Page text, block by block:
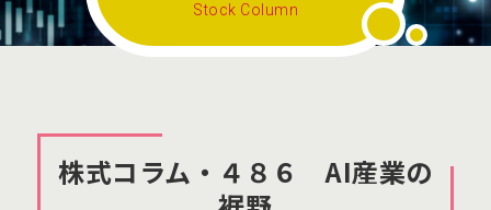
Stock Column
株式コラム・４８６ AI産業の